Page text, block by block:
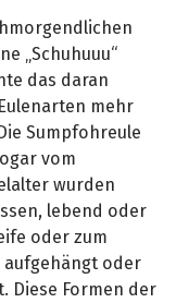
„Schuhuuu“
das daran
mehr
Sumpfohreule
vom
wurden
lebend oder
oder zum
aufgehängt oder
Diese Formen der